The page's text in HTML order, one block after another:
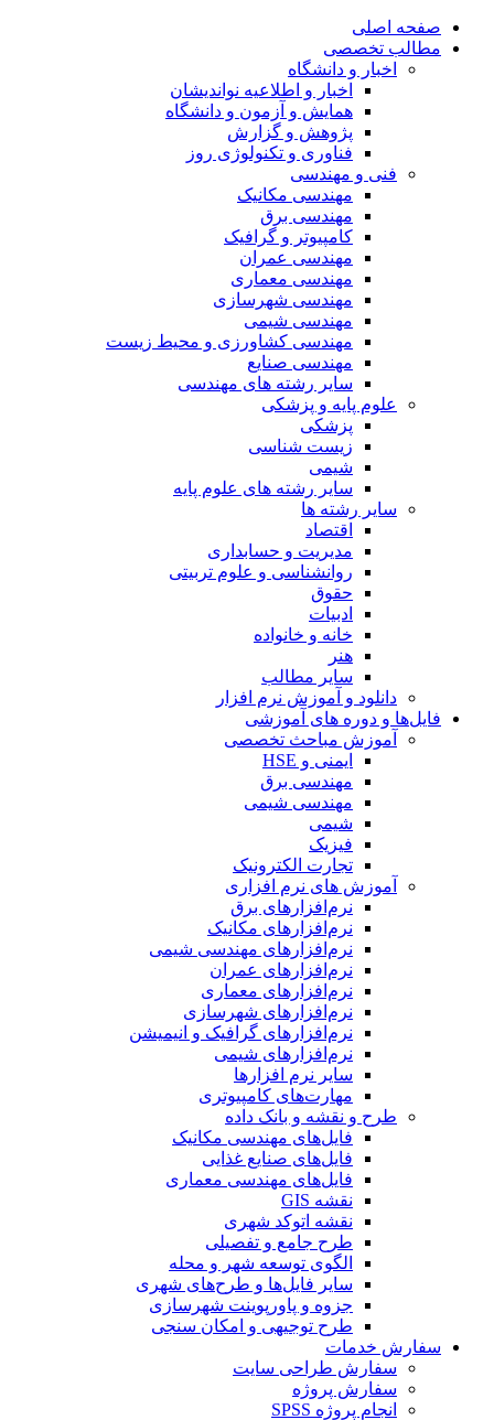
صفحه اصلی
مطالب تخصصی
اخبار و دانشگاه
اخبار و اطلاعیه نواندیشان
همایش و آزمون و دانشگاه
پژوهش و گزارش
فناوری و تکنولوژی روز
فنی و مهندسی
مهندسی مکانیک
مهندسی برق
کامپیوتر و گرافیک
مهندسی عمران
مهندسی معماری
مهندسی شهرسازی
مهندسی شیمی
مهندسی کشاورزی و محیط زیست
مهندسی صنایع
سایر رشته های مهندسی
علوم پایه و پزشکی
پزشکی
زیست شناسی
شیمی
سایر رشته های علوم پایه
سایر رشته ها
اقتصاد
مدیریت و حسابداری
روانشناسی و علوم تربیتی
حقوق
ادبیات
خانه و خانواده
هنر
سایر مطالب
دانلود و آموزش نرم افزار
فایل‌ها و دوره های آموزشی
آموزش مباحث تخصصی
ایمنی و HSE
مهندسی برق
مهندسی شیمی
شیمی
فیزیک
تجارت الکترونیک
آموزش های نرم افزاری
نرم‌افزارهای برق
نرم‌افزارهای مکانیک
نرم‌افزارهای مهندسی شیمی
نرم‌افزارهای عمران
نرم‌افزارهای معماری
نرم‌افزارهای شهرسازی
نرم‌افزارهای گرافیک و انیمیشن
نرم‌افزارهای شیمی
سایر نرم افزارها
مهارت‌های کامپیوتری
طرح و نقشه و بانک داده
فایل‌های مهندسی مکانیک
فایل‌های صنایع غذایی
فایل‌های مهندسی معماری
نقشه GIS
نقشه اتوکد شهری
طرح جامع و تفصیلی
الگوی توسعه شهر و محله
سایر فایل‌ها و طرح‌های شهری
جزوه و پاورپوینت شهرسازی
طرح توجیهی و امکان سنجی
سفارش خدمات
سفارش طراحی سایت
سفارش پروژه
انجام پروژه SPSS